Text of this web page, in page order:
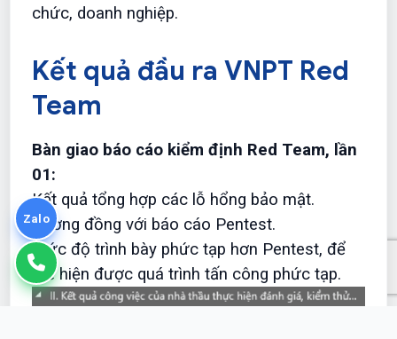
chức, doanh nghiệp.
Kết quả đầu ra VNPT Red
Team
Bàn giao báo cáo kiểm định Red Team, lần
01:
Kết quả tổng hợp các lỗ hổng bảo mật.
Tương đồng với báo cáo Pentest.
Mức độ trình bày phức tạp hơn Pentest, để
thể hiện được quá trình tấn công phức tạp.
Zalo